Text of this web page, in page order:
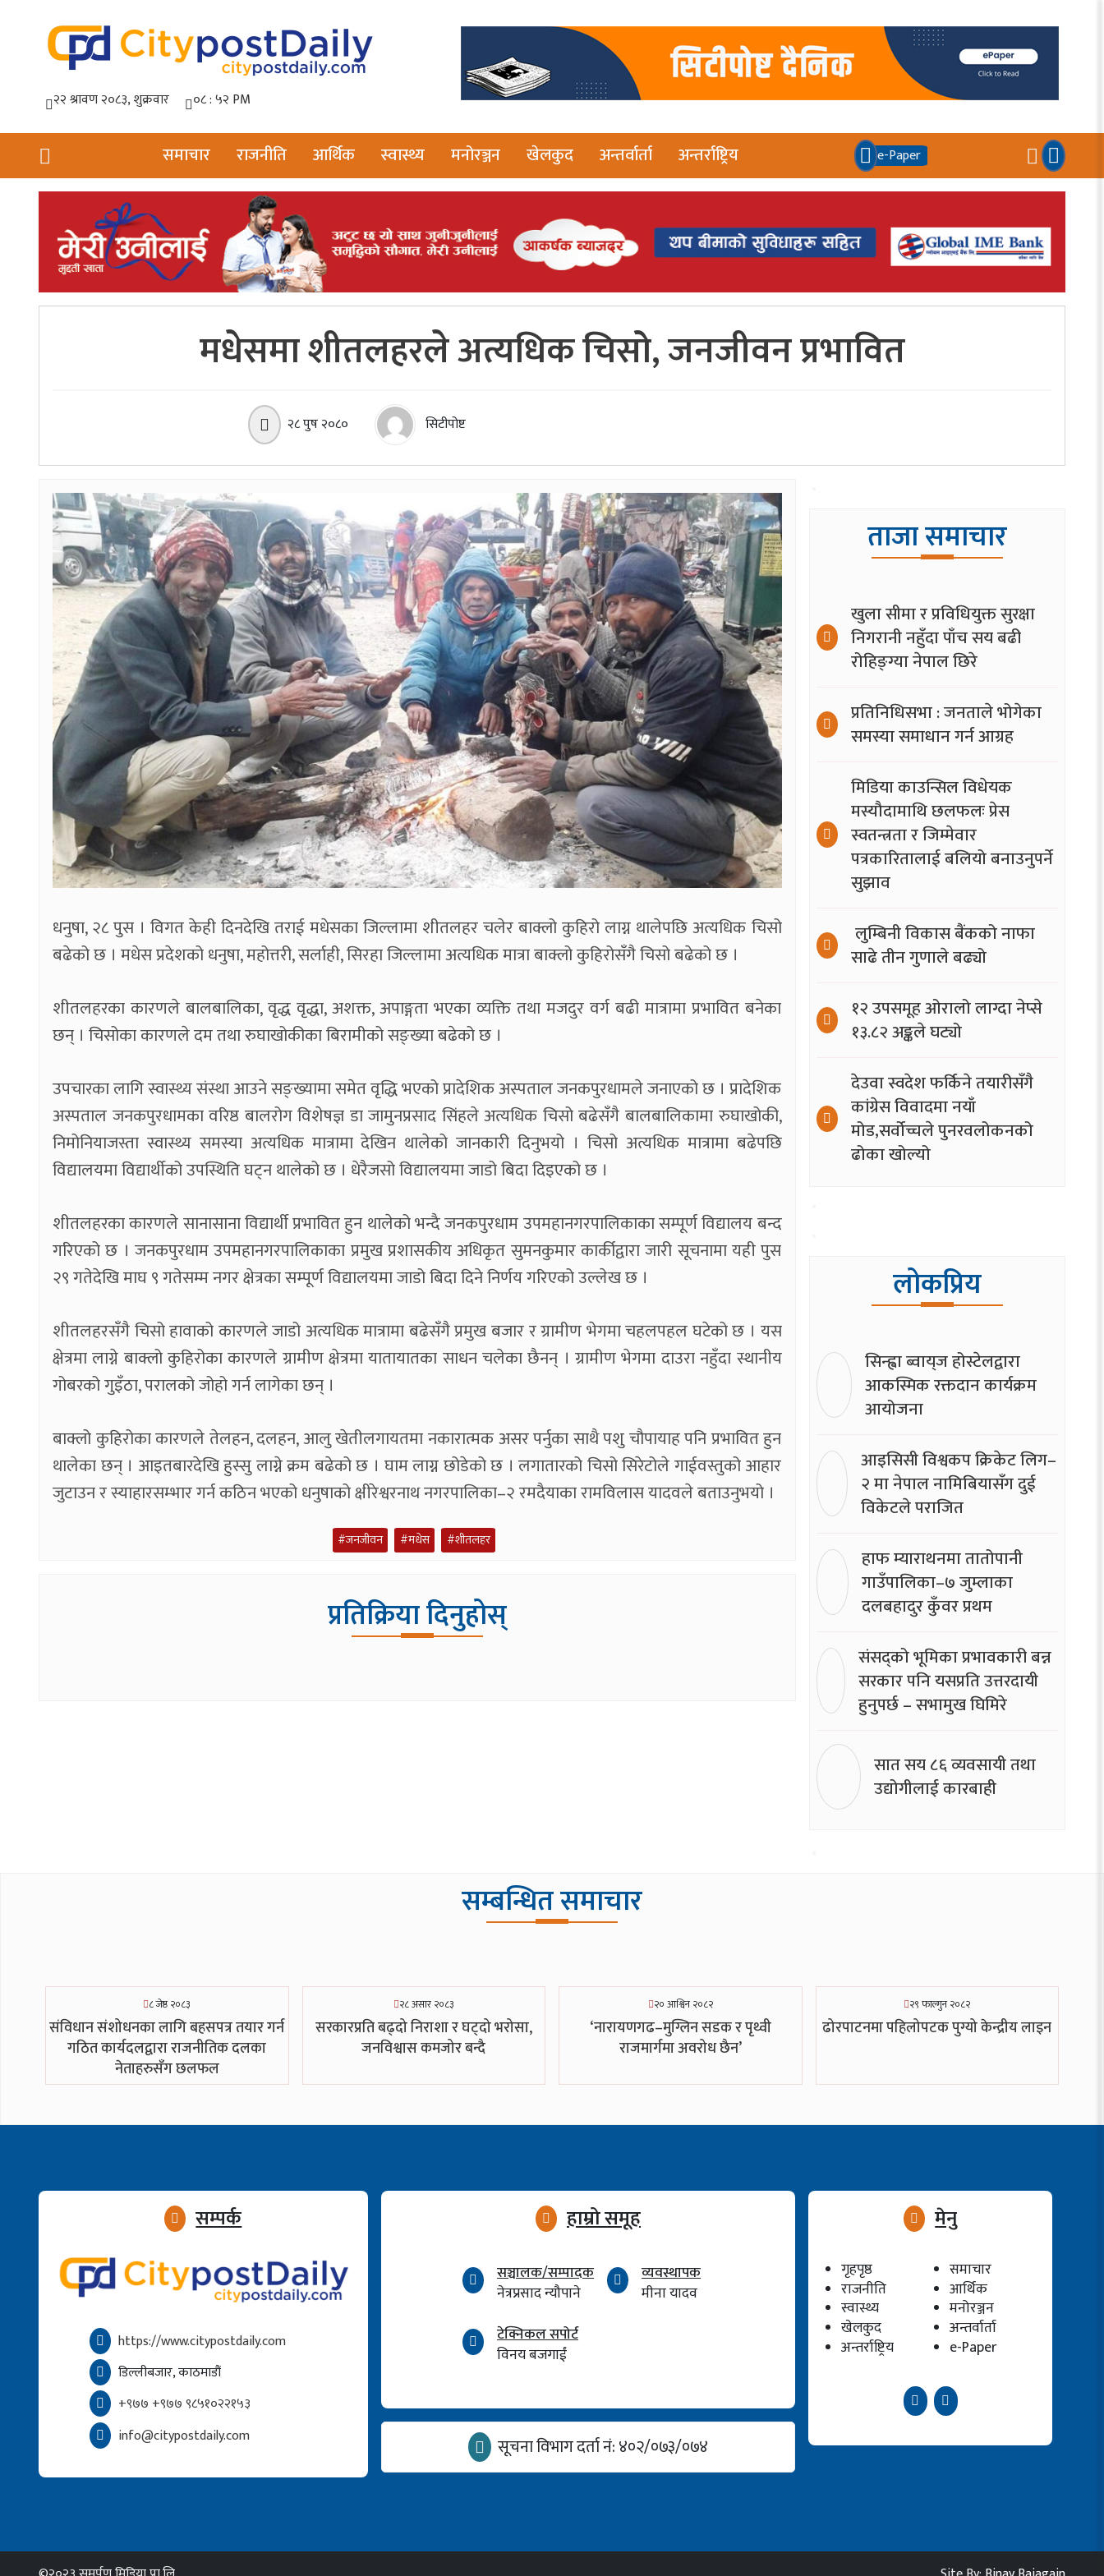
समाचार राजनीति आर्थिक स्वास्थ्य मनोरञ्जन खेलकुद अन्तर्वार्ता अन्तर्राष्ट्रिय e-Paper
मधेसमा शीतलहरले अत्यधिक चिसो, जनजीवन प्रभावित
२८ पुष २०८० सिटीपोष्ट
धनुषा, २८ पुस । विगत केही दिनदेखि तराई मधेसका जिल्लामा शीतलहर चलेर बाक्लो कुहिरो लाग्न थालेपछि अत्यधिक चिसो
बढेको छ । मधेस प्रदेशको धनुषा, महोत्तरी, सर्लाही, सिरहा जिल्लामा अत्यधिक मात्रा बाक्लो कुहिरोसँगै चिसो बढेको छ ।
शीतलहरका कारणले बालबालिका, वृद्ध वृद्धा, अशक्त, अपाङ्गता भएका व्यक्ति तथा मजदुर वर्ग बढी मात्रामा प्रभावित बनेका
छन् । चिसोका कारणले दम तथा रुघाखोकीका बिरामीको सङ्ख्या बढेको छ ।
उपचारका लागि स्वास्थ्य संस्था आउने सङ्ख्यामा समेत वृद्धि भएको प्रादेशिक अस्पताल जनकपुरधामले जनाएको छ । प्रादेशिक
अस्पताल जनकपुरधामका वरिष्ठ बालरोग विशेषज्ञ डा जामुनप्रसाद सिंहले अत्यधिक चिसो बढेसँगै बालबालिकामा रुघाखोकी,
निमोनियाजस्ता स्वास्थ्य समस्या अत्यधिक मात्रामा देखिन थालेको जानकारी दिनुभयो । चिसो अत्यधिक मात्रामा बढेपछि
विद्यालयमा विद्यार्थीको उपस्थिति घट्न थालेको छ । धेरैजसो विद्यालयमा जाडो बिदा दिइएको छ ।
शीतलहरका कारणले सानासाना विद्यार्थी प्रभावित हुन थालेको भन्दै जनकपुरधाम उपमहानगरपालिकाका सम्पूर्ण विद्यालय बन्द
गरिएको छ । जनकपुरधाम उपमहानगरपालिकाका प्रमुख प्रशासकीय अधिकृत सुमनकुमार कार्कीद्वारा जारी सूचनामा यही पुस
२९ गतेदेखि माघ ९ गतेसम्म नगर क्षेत्रका सम्पूर्ण विद्यालयमा जाडो बिदा दिने निर्णय गरिएको उल्लेख छ ।
शीतलहरसँगै चिसो हावाको कारणले जाडो अत्यधिक मात्रामा बढेसँगै प्रमुख बजार र ग्रामीण भेगमा चहलपहल घटेको छ । यस
क्षेत्रमा लाग्ने बाक्लो कुहिरोका कारणले ग्रामीण क्षेत्रमा यातायातका साधन चलेका छैनन् । ग्रामीण भेगमा दाउरा नहुँदा स्थानीय
गोबरको गुइँठा, परालको जोहो गर्न लागेका छन् ।
बाक्लो कुहिरोका कारणले तेलहन, दलहन, आलु खेतीलगायतमा नकारात्मक असर पर्नुका साथै पशु चौपायाह पनि प्रभावित हुन
थालेका छन् । आइतबारदेखि हुस्सु लाग्ने क्रम बढेको छ । घाम लाग्न छोडेको छ । लगातारको चिसो सिरेटोले गाईवस्तुको आहार
जुटाउन र स्याहारसम्भार गर्न कठिन भएको धनुषाको क्षीरेश्वरनाथ नगरपालिका–२ रमदैयाका रामविलास यादवले बताउनुभयो ।
#जनजीवन #मधेस #शीतलहर
प्रतिक्रिया दिनुहोस्
ताजा समाचार
खुला सीमा र प्रविधियुक्त सुरक्षा
निगरानी नहुँदा पाँच सय बढी
रोहिङ्ग्या नेपाल छिरे
प्रतिनिधिसभा : जनताले भोगेका
समस्या समाधान गर्न आग्रह
मिडिया काउन्सिल विधेयक
मस्यौदामाथि छलफलः प्रेस
स्वतन्त्रता र जिम्मेवार
पत्रकारितालाई बलियो बनाउनुपर्ने
सुझाव
लुम्बिनी विकास बैंकको नाफा
साढे तीन गुणाले बढ्यो
१२ उपसमूह ओरालो लाग्दा नेप्से
१३.८२ अङ्कले घट्यो
देउवा स्वदेश फर्किने तयारीसँगै
कांग्रेस विवादमा नयाँ
मोड,सर्वोच्चले पुनरवलोकनको
ढोका खोल्यो
लोकप्रिय
सिन्ह्वा ब्वाय्‌ज होस्टेलद्वारा
आकस्मिक रक्तदान कार्यक्रम
आयोजना
आइसिसी विश्वकप क्रिकेट लिग–
२ मा नेपाल नामिबियासँग दुई
विकेटले पराजित
हाफ म्याराथनमा तातोपानी
गाउँपालिका–७ जुम्लाका
दलबहादुर कुँवर प्रथम
संसद्को भूमिका प्रभावकारी बन्न
सरकार पनि यसप्रति उत्तरदायी
हुनुपर्छ – सभामुख घिमिरे
सात सय ८६ व्यवसायी तथा
उद्योगीलाई कारबाही
सम्बन्धित समाचार
८ जेष्ठ २०८३
संविधान संशोधनका लागि बहसपत्र तयार गर्न
गठित कार्यदलद्वारा राजनीतिक दलका
नेताहरुसँग छलफल
२८ असार २०८३
सरकारप्रति बढ्दो निराशा र घट्दो भरोसा,
जनविश्वास कमजोर बन्दै
२० आश्विन २०८२
‘नारायणगढ–मुग्लिन सडक र पृथ्वी
राजमार्गमा अवरोध छैन’
२९ फाल्गुन २०८२
ढोरपाटनमा पहिलोपटक पुग्यो केन्द्रीय लाइन
सम्पर्क
https://www.citypostdaily.com
डिल्लीबजार, काठमाडौं
+९७७ +९७७ ९८५१०२२१५३
info@citypostdaily.com
हाम्रो समूह
सञ्चालक/सम्पादक
नेत्रप्रसाद न्यौपाने
व्यवस्थापक
मीना यादव
टेक्निकल सपोर्ट
विनय बजगाईं
सूचना विभाग दर्ता नं: ४०२/०७३/०७४
मेनु
गृहपृष्ठ
समाचार
राजनीति
आर्थिक
स्वास्थ्य
मनोरञ्जन
खेलकुद
अन्तर्वार्ता
अन्तर्राष्ट्रिय
e-Paper